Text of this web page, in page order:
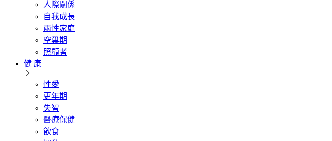
人際關係
自我成長
兩性家庭
空巢期
照顧者
健 康
性愛
更年期
失智
醫療保健
飲食